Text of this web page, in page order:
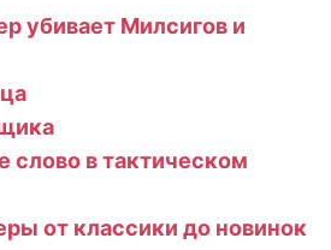
убивает Милсигов и
слово в тактическом
от классики до новинок